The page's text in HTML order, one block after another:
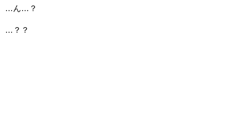
…ん…？
…？？